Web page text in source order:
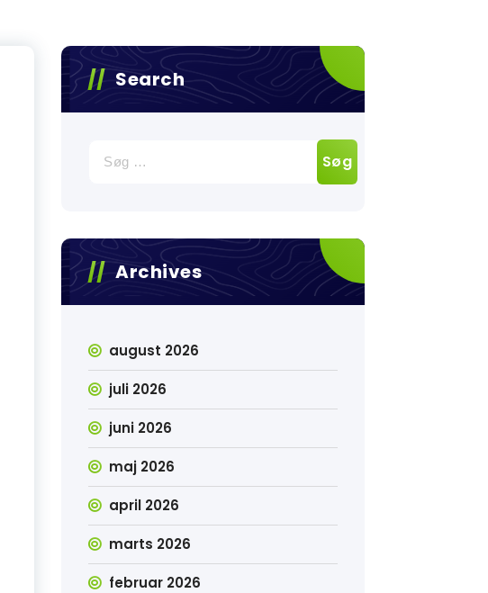
Search
efter:
Archives
august 2026
juli 2026
juni 2026
maj 2026
april 2026
marts 2026
februar 2026